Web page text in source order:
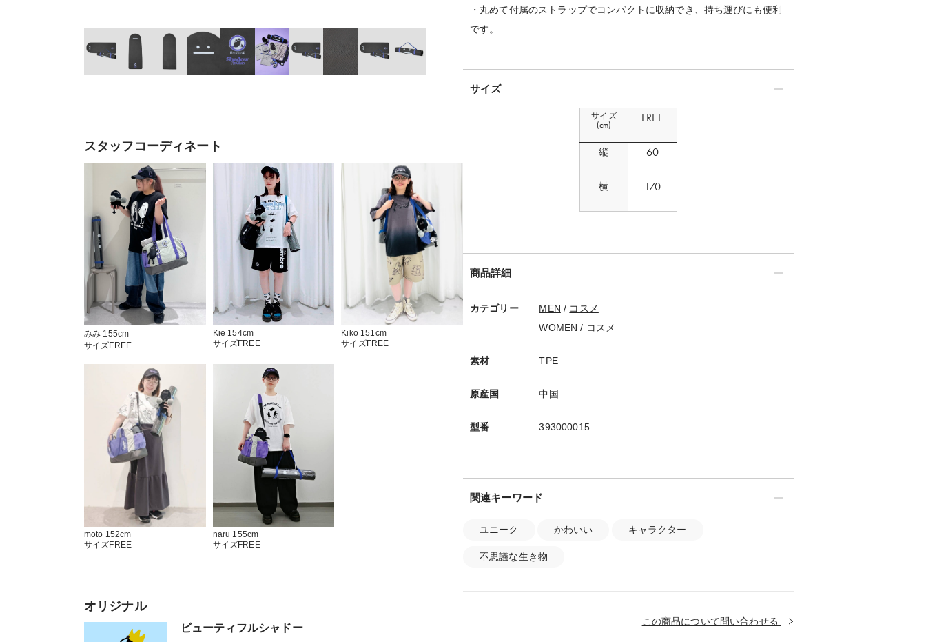
スタッフコーディネート
みみ 155cm
サイズFREE
Kie 154cm
サイズFREE
Kiko 151cm
サイズFREE
moto 152cm
サイズFREE
naru 155cm
サイズFREE
オリジナル
ビューティフルシャドー
・丸めて付属のストラップでコンパクトに収納でき、持ち運びにも便利
です。
サイズ
サイズ
(cm)
縦
横
FREE
60
170
商品詳細
カテゴリー MEN / コスメ
WOMEN / コスメ
素材 TPE
原産国 中国
型番 393000015
関連キーワード
ユニーク かわいい キャラクター
不思議な生き物
この商品について問い合わせる